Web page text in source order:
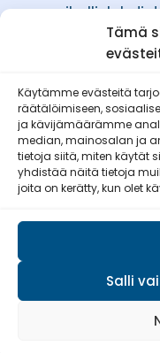
Tämä
Käytämme evästeitä
räätälöimiseen,
ja kävijämäärämme
median, mainosalan ja
tietoja siitä, miten käytät
yhdistää näitä tietoja
joita on kerätty, kun olet
Salli
Etelä-
ry